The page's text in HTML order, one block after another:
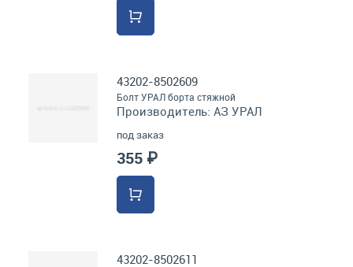
43202-8502609
Болт УРАЛ борта стяжной
Производитель: АЗ УРАЛ
под заказ
355 ₽
43202-8502611